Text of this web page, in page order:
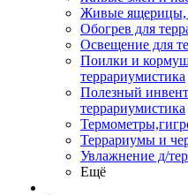
Живые ящерицы,
Обогрев для
Освещение для
Поилки и
террариумистика
Полезный
террариумистика
Террариумы и
Увлажнение д/
Ещё